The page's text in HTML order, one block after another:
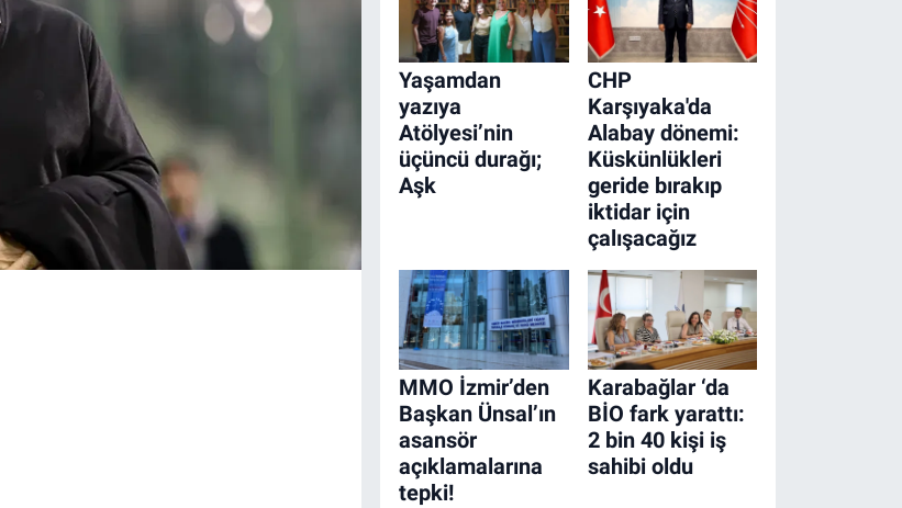
Yaşamdan
yazıya
Atölyesi’nin
üçüncü durağı;
Aşk
CHP
Karşıyaka'da
Alabay dönemi:
Küskünlükleri
geride bırakıp
iktidar için
çalışacağız
MMO İzmir’den
Başkan Ünsal’ın
asansör
açıklamalarına
tepki!
Karabağlar ‘da
BİO fark yarattı:
2 bin 40 kişi iş
sahibi oldu